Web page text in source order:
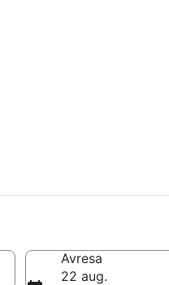
Avresa
22 aug.